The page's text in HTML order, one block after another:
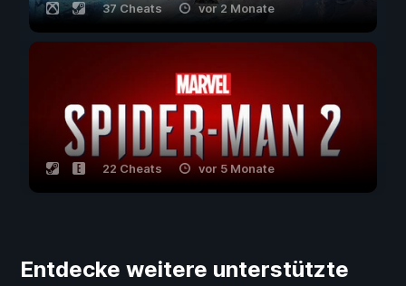
37 Cheats vor 2 Monate
22 Cheats vor 5 Monate
Entdecke weitere unterstützte